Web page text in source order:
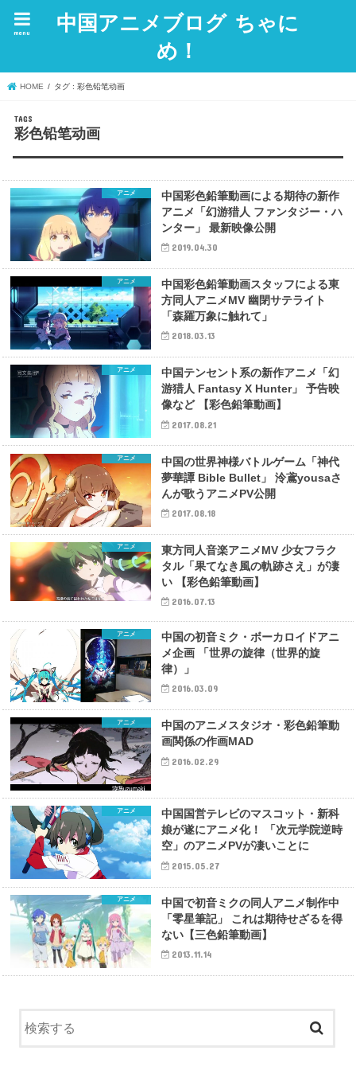
中国アニメブログ ちゃに
め！
menu
HOME タグ : 彩色铅笔动画
彩色铅笔动画
アニメ
中国彩色鉛筆動画による期待の新作
アニメ「幻游猎人 ファンタジー・ハ
ンター」 最新映像公開
2019.04.30
アニメ
中国彩色鉛筆動画スタッフによる東
方同人アニメMV 幽閉サテライト
「森羅万象に触れて」
2018.03.13
アニメ
中国テンセント系の新作アニメ「幻
游猎人 Fantasy X Hunter」 予告映
像など 【彩色鉛筆動画】
2017.08.21
アニメ
中国の世界神様バトルゲーム「神代
夢華譚 Bible Bullet」 泠鳶yousaさ
んが歌うアニメPV公開
2017.08.18
アニメ
東方同人音楽アニメMV 少女フラク
タル「果てなき風の軌跡さえ」が凄
い 【彩色鉛筆動画】
2016.07.13
アニメ
中国の初音ミク・ボーカロイドアニ
メ企画 「世界の旋律（世界的旋
律）」
2016.03.09
アニメ
中国のアニメスタジオ・彩色鉛筆動
画関係の作画MAD
2016.02.29
アニメ
中国国営テレビのマスコット・新科
娘が遂にアニメ化！ 「次元学院逆時
空」のアニメPVが凄いことに
2015.05.27
アニメ
中国で初音ミクの同人アニメ制作中
「零星筆記」 これは期待せざるを得
ない【三色鉛筆動画】
2013.11.14